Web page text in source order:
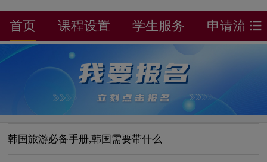
首页 课程设置 学生服务 申请流程
韩国旅游必备手册,韩国需要带什么